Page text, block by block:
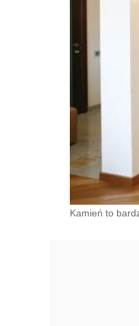
Kamień to